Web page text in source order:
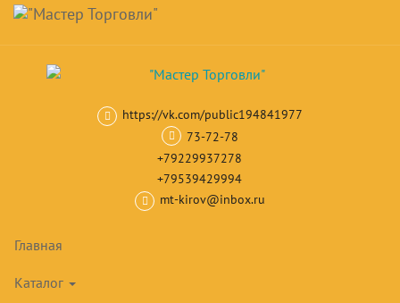
Skip
main
content
Навигация
https://vk.com/public194841977
73-72-78
+79229937278
+79539429994
mt-kirov@inbox.ru
Главная
Каталог
Корзина товар(ов)
Линия раздачи Аста